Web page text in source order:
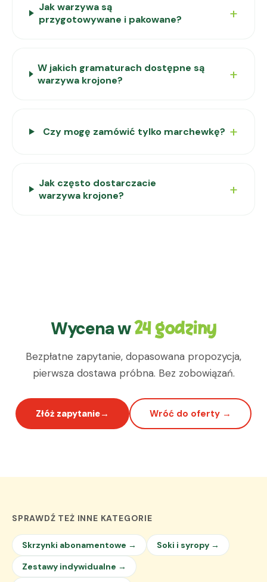
Jak warzywa są
przygotowywane i pakowane?
W jakich gramaturach dostępne są
warzywa krojone?
Czy mogę zamówić tylko marchewkę?
Jak często dostarczacie
warzywa krojone?
Wycena w24 godziny
Bezpłatne zapytanie, dopasowana propozycja,
pierwsza dostawa próbna. Bez zobowiązań.
Złóż zapytanie Wróć do oferty →
SPRAWDŹ TEŻ INNE KATEGORIE
Skrzynki abonamentowe →
Soki i syropy →
Zestawy indywidualne →